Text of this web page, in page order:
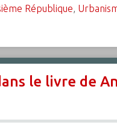
République,
le livre de